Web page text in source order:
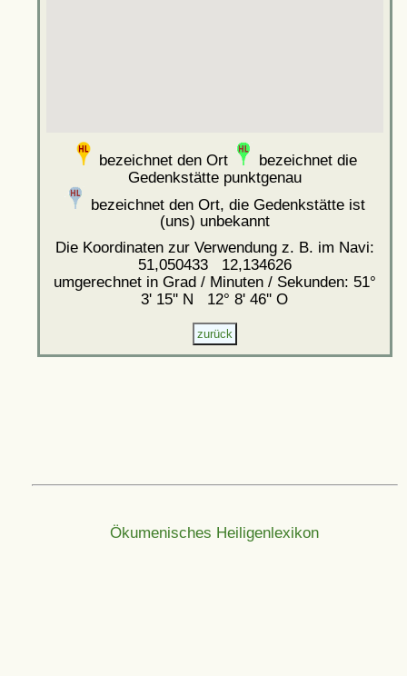
bezeichnet den Ort
bezeichnet die
Gedenkstätte punktgenau
bezeichnet den Ort, die Gedenkstätte ist
(uns) unbekannt
Die Koordinaten zur Verwendung z. B. im Navi:
51,050433 12,134626
umgerechnet in Grad / Minuten / Sekunden: 51°
3' 15'' N 12° 8' 46'' O
Ökumenisches Heiligenlexikon